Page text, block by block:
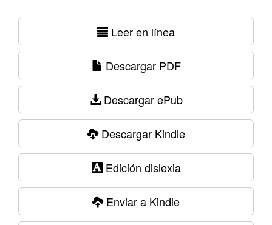
Leer en línea
Descargar PDF
Descargar ePub
Descargar Kindle
Edición dislexia
Enviar a Kindle